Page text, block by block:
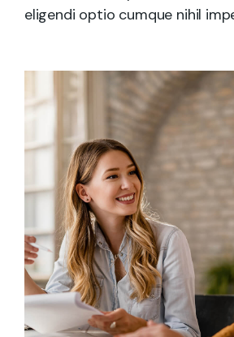
eligendi optio cumque nihil